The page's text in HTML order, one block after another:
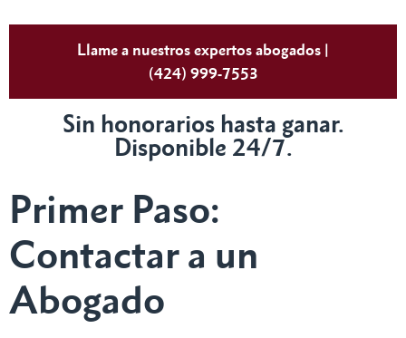
Llame a nuestros expertos abogados |
(424) 999-7553
Sin honorarios hasta ganar.
Disponible 24/7.
Primer Paso:
Contactar a un
Abogado